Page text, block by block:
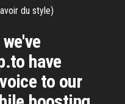
du style)
have
to our